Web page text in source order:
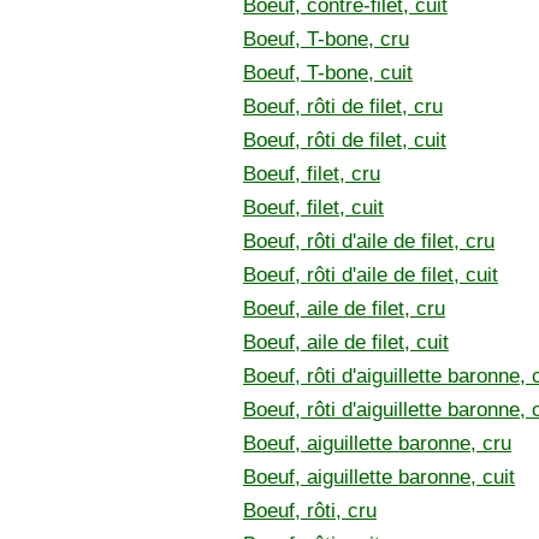
Boeuf, contre-filet, cuit
Boeuf, T-bone, cru
Boeuf, T-bone, cuit
Boeuf, rôti de filet, cru
Boeuf, rôti de filet, cuit
Boeuf, filet, cru
Boeuf, filet, cuit
Boeuf, rôti d'aile de filet, cru
Boeuf, rôti d'aile de filet, cuit
Boeuf, aile de filet, cru
Boeuf, aile de filet, cuit
Boeuf, rôti d'aiguillette baronne,
Boeuf, rôti d'aiguillette baronne,
Boeuf, aiguillette baronne, cru
Boeuf, aiguillette baronne, cuit
Boeuf, rôti, cru